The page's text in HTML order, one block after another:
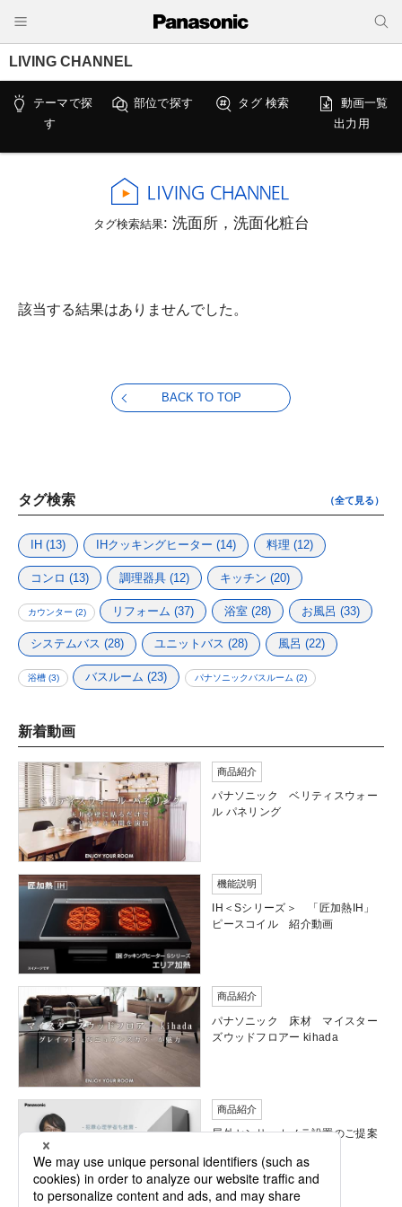
LIVING CHANNEL
テーマで探
す
部位で探す タグ 検索
動画一覧
出力用
タグ検索結果: 洗面所，洗面化粧台
該当する結果はありませんでした。
BACK TO TOP
タグ検索 （全て見る）
IH (13) IHクッキングヒーター (14) 料理 (12)
コンロ (13) 調理器具(12) キッチン (20)
カウンター (2) リフォーム (37) 浴室 (28) お風呂 (33)
システムバス (28) ユニットバス (28) 風呂 (22)
浴槽(3) バスルーム (23) パナソニックバスルーム (2)
新着動画
商品紹介
パナソニック ベリティスウォー
ル パネリング
機能説明
IH＜Sシリーズ＞ 「匠加熱IH」
ピースコイル 紹介動画
商品紹介
パナソニック 床材 マイスター
ズウッドフロアー kihada
商品紹介
屋外センサーカメラ設置のご提案